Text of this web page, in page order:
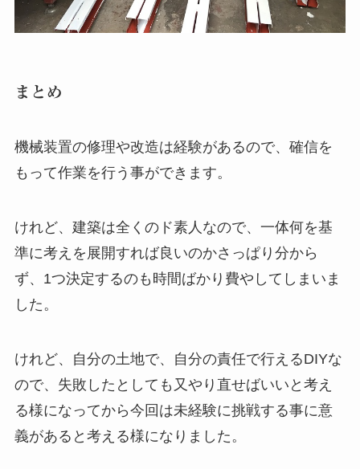
まとめ
機械装置の修理や改造は経験があるので、確信を
もって作業を行う事ができます。
けれど、建築は全くのド素人なので、一体何を基
準に考えを展開すれば良いのかさっぱり分から
ず、1つ決定するのも時間ばかり費やしてしまいま
した。
けれど、自分の土地で、自分の責任で行えるDIYな
ので、失敗したとしても又やり直せばいいと考え
る様になってから今回は未経験に挑戦する事に意
義があると考える様になりました。